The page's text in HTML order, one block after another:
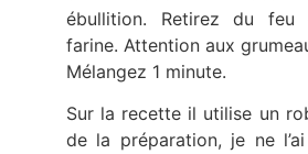
ébullition. Retirez du
farine. Attention aux
Mélangez 1 minute.
Sur la recette il utilise un
de la préparation, je ne